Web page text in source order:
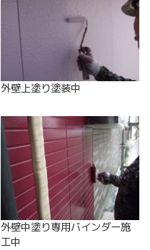
外壁上塗り塗装中
外壁中塗り専用バインダー施
工中